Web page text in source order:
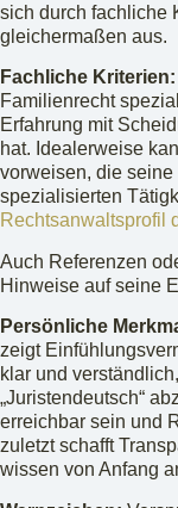
sich durch fachliche
gleichermaßen aus.
Fachliche Kriterien:
Familienrecht
Erfahrung mit
hat. Idealerweise
vorweisen, die
spezialisierten
Rechtsanwaltsprofil
Auch Referenzen
Hinweise auf seine
Persönliche
zeigt
klar und
„Juristendeutsch“
erreichbar sein und
zuletzt schafft
wissen von Anfang